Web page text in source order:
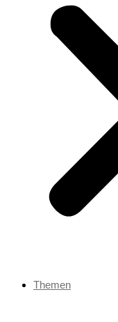
Themen